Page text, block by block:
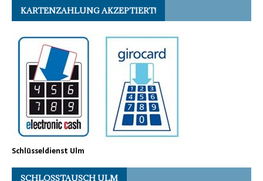
KARTENZAHLUNG AKZEPTIERT!
Schlüsseldienst Ulm
SCHLOSSTAUSCH ULM